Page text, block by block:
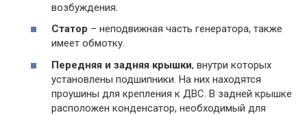
возбуждения.
Статор – неподвижная часть генератора, также
имеет обмотку.
Передняя и задняя крышки, внутри которых
установлены подшипники. На них находятся
проушины для крепления к ДВС. В задней крышке
расположен конденсатор, необходимый для